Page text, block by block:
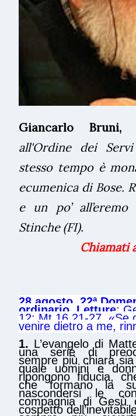
Giancarlo Bruni,
all'Ordine dei
stesso tempo è
ecumenica di Bose.
e un po’
Stinche (FI).
Chiamati
28 agosto, 22ª
ordinario. Letture:
12; Mt 16,21-27. «Se
venire dietro a me,
1. L’evangelo di
una serie di
sempre più chiara sia
quale uomini e
ripongono fiducia,
che formano la
nascondersi le
compagnia di Gesù
cospetto